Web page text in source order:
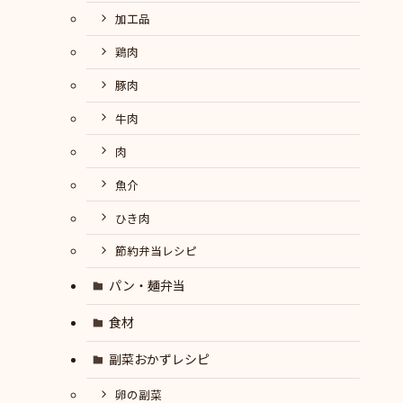
加工品
鶏肉
豚肉
牛肉
肉
魚介
ひき肉
節約弁当レシピ
パン・麺弁当
食材
副菜おかずレシピ
卵の副菜